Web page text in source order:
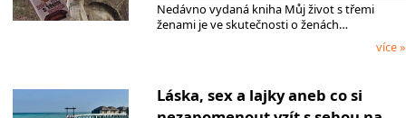
Nedávno vydaná kniha Můj život s třemi
ženami je ve skutečnosti o ženách…
více »
Láska, sex a lajky aneb co si